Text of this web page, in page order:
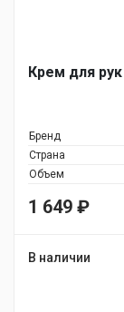
Крем для
Бренд
Страна
Объем
1 649 ₽
В наличии